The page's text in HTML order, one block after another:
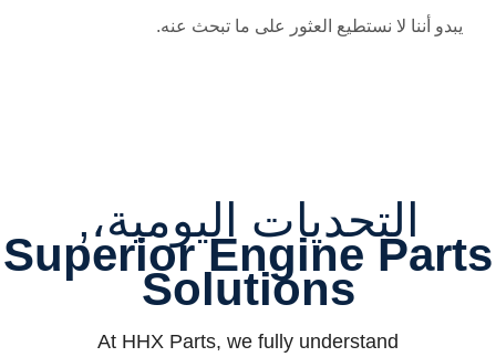
يبدو أننا لا نستطيع العثور على ما تبحث عنه.
التحديات اليومية،,
Superior Engine Parts
Solutions
At HHX Parts, we fully understand